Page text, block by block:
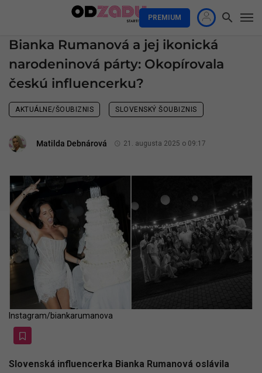
PREMIUM
Bianka Rumanová a jej ikonická
narodeninová párty: Okopírovala
českú influencerku?
AKTUÁLNE/ŠOUBIZNIS SLOVENSKÝ ŠOUBIZNIS
Matilda Debnárová 21. augusta 2025 o 09:17
Instagram/biankarumanova
Slovenská influencerka Bianka Rumanová oslávila